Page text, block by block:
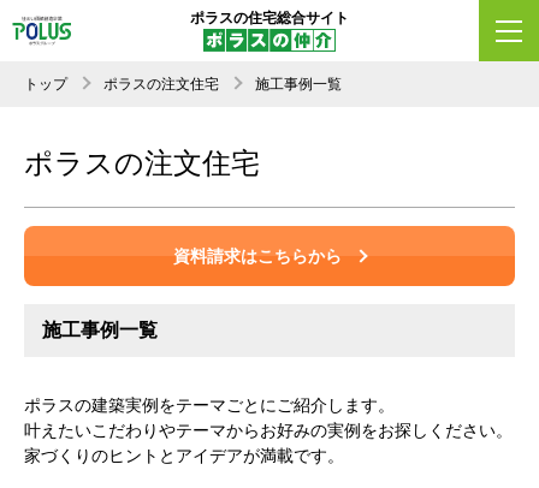
ポラスの住宅総合サイト
トップ ポラスの注文住宅 施工事例一覧
ポラスの注文住宅
資料請求はこちらから
施工事例一覧
ポラスの建築実例をテーマごとにご紹介します。
叶えたいこだわりやテーマからお好みの実例をお探しください。
家づくりのヒントとアイデアが満載です。